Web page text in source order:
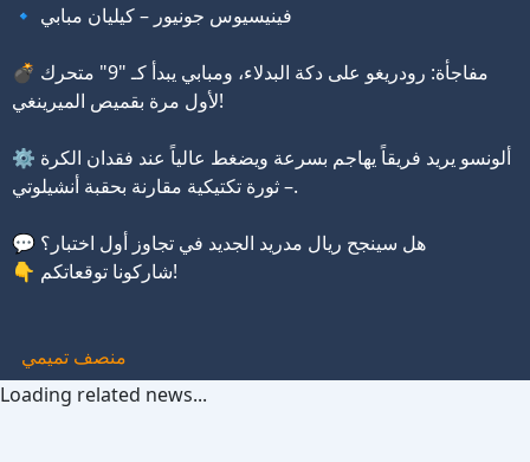
🔹 فينيسيوس جونيور – كيليان مبابي
💣 مفاجأة: رودريغو على دكة البدلاء، ومبابي يبدأ كـ "9" متحرك
لأول مرة بقميص الميرينغي!
⚙️ ألونسو يريد فريقاً يهاجم بسرعة ويضغط عالياً عند فقدان الكرة
– ثورة تكتيكية مقارنة بحقبة أنشيلوتي.
💬 هل سينجح ريال مدريد الجديد في تجاوز أول اختبار؟
👇 شاركونا توقعاتكم!
منصف تميمي
Loading related news...